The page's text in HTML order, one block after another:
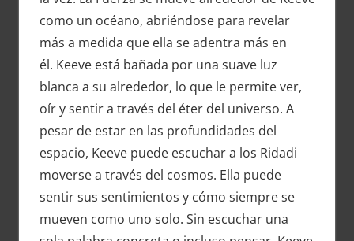
como un océano, abriéndose para revelar
más a medida que ella se adentra más en
él. Keeve está bañada por una suave luz
blanca a su alrededor, lo que le permite ver,
oír y sentir a través del éter del universo. A
pesar de estar en las profundidades del
espacio, Keeve puede escuchar a los Ridadi
moverse a través del cosmos. Ella puede
sentir sus sentimientos y cómo siempre se
mueven como uno solo. Sin escuchar una